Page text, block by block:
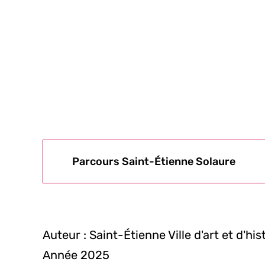
Parcours Saint-Étienne Solaure
Auteur : Saint-Étienne Ville d'art et
Année 2025